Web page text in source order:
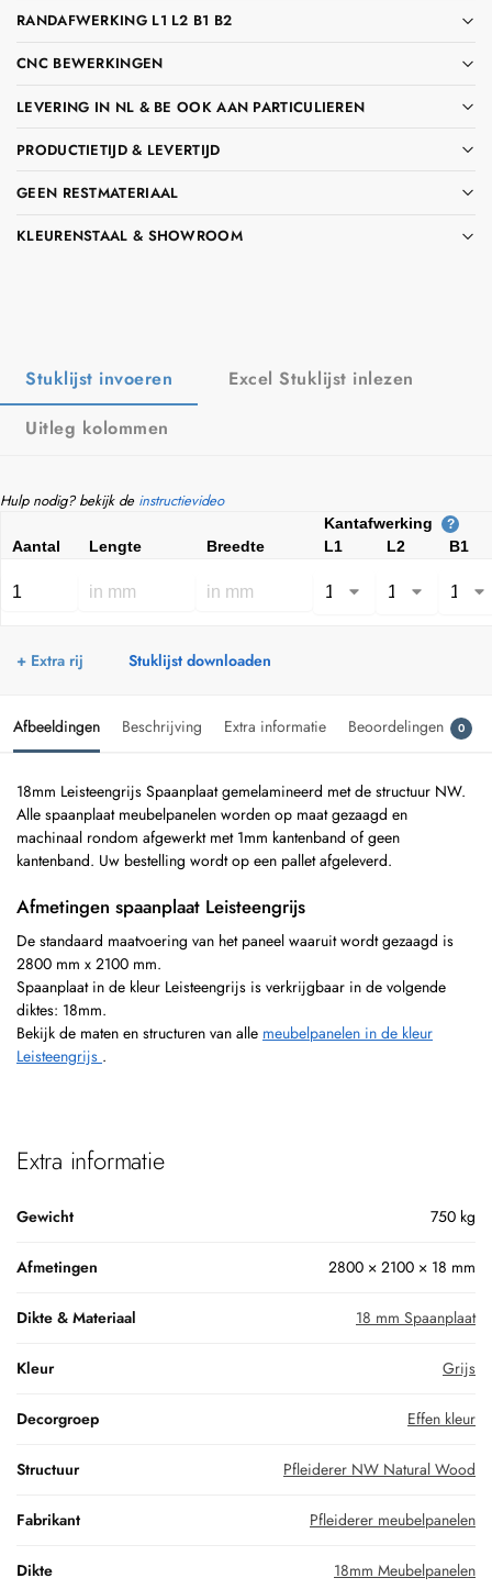
RANDAFWERKING L1 L2 B1 B2
CNC BEWERKINGEN
LEVERING IN NL & BE OOK AAN PARTICULIEREN
PRODUCTIETIJD & LEVERTIJD
GEEN RESTMATERIAAL
KLEURENSTAAL & SHOWROOM
Stuklijst invoeren
Excel Stuklijst inlezen
Uitleg kolommen
Hulp nodig? bekijk de instructievideo
Kantafwerking ?
Aantal Lengte Breedte L1 L2 B1
+ Extra rij Stuklijst downloaden
Afbeeldingen Beschrijving Extra informatie Beoordelingen 0
18mm Leisteengrijs Spaanplaat gemelamineerd met de structuur NW.
Alle spaanplaat meubelpanelen worden op maat gezaagd en
machinaal rondom afgewerkt met 1mm kantenband of geen
kantenband. Uw bestelling wordt op een pallet afgeleverd.
Afmetingen spaanplaat Leisteengrijs
De standaard maatvoering van het paneel waaruit wordt gezaagd is
2800 mm x 2100 mm.
Spaanplaat in de kleur Leisteengrijs is verkrijgbaar in de volgende
diktes: 18mm.
Bekijk de maten en structuren van alle meubelpanelen in de kleur
Leisteengrijs .
Extra informatie
Gewicht 750 kg
Afmetingen 2800 × 2100 × 18 mm
Dikte & Materiaal 18 mm Spaanplaat
Kleur Grijs
Decorgroep Effen kleur
Structuur Pfleiderer NW Natural Wood
Fabrikant Pfleiderer meubelpanelen
Dikte 18mm Meubelpanelen